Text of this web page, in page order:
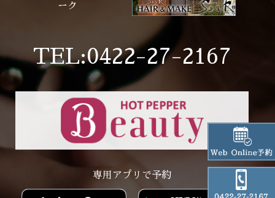
ーク
TEL:0422-27-2167
専用アプリで予約